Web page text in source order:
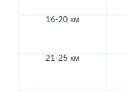
16-20 км
21-25 км